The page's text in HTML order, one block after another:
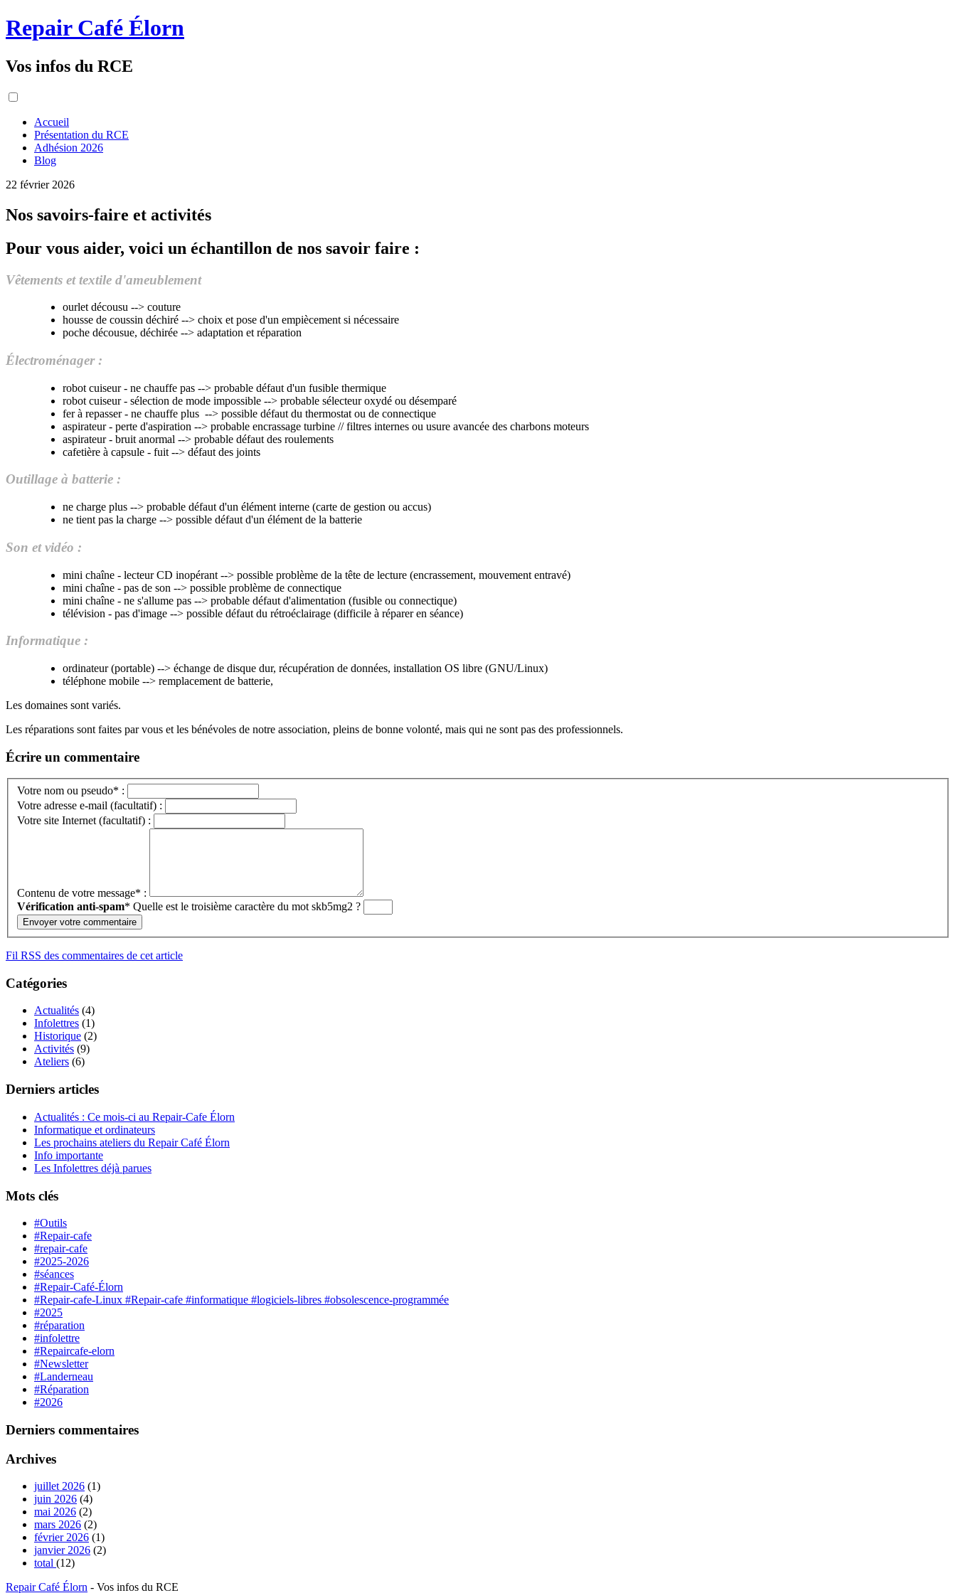
Repair Café Élorn
Vos infos du RCE
Accueil
Présentation du RCE
Adhésion 2026
Blog
22 février 2026
Nos savoirs-faire et activités
Pour vous aider, voici un échantillon de nos savoir faire :
Vêtements et textile d'ameublement
ourlet décousu --> couture
housse de coussin déchiré --> choix et pose d'un empiècement si nécessaire
poche décousue, déchirée --> adaptation et réparation
Électroménager :
robot cuiseur - ne chauffe pas --> probable défaut d'un fusible thermique
robot cuiseur - sélection de mode impossible --> probable sélecteur oxydé ou désemparé
fer à repasser - ne chauffe plus --> possible défaut du thermostat ou de connectique
aspirateur - perte d'aspiration --> probable encrassage turbine // filtres internes ou usure avancée des charbons moteurs
aspirateur - bruit anormal --> probable défaut des roulements
cafetière à capsule - fuit --> défaut des joints
Outillage à batterie :
ne charge plus --> probable défaut d'un élément interne (carte de gestion ou accus)
ne tient pas la charge --> possible défaut d'un élément de la batterie
Son et vidéo :
mini chaîne - lecteur CD inopérant --> possible problème de la tête de lecture (encrassement, mouvement entravé)
mini chaîne - pas de son --> possible problème de connectique
mini chaîne - ne s'allume pas --> probable défaut d'alimentation (fusible ou connectique)
télévision - pas d'image --> possible défaut du rétroéclairage (difficile à réparer en séance)
Informatique :
ordinateur (portable) --> échange de disque dur, récupération de données, installation OS libre (GNU/Linux)
téléphone mobile --> remplacement de batterie,
Les domaines sont variés.
Les réparations sont faites par vous et les bénévoles de notre association, pleins de bonne volonté, mais qui ne sont pas des professionnels.
Écrire un commentaire
Votre nom ou pseudo* :
Votre adresse e-mail (facultatif) :
Votre site Internet (facultatif) :
Contenu de votre message* :
Vérification anti-spam* Quelle est le troisième caractère du mot skb5mg2 ?
Fil RSS des commentaires de cet article
Catégories
Actualités (4)
Infolettres (1)
Historique (2)
Activités (9)
Ateliers (6)
Derniers articles
Actualités : Ce mois-ci au Repair-Cafe Élorn
Informatique et ordinateurs
Les prochains ateliers du Repair Café Élorn
Info importante
Les Infolettres déjà parues
Mots clés
#Outils
#Repair-cafe
#repair-cafe
#2025-2026
#séances
#Repair-Café-Élorn
#Repair-cafe-Linux #Repair-cafe #informatique #logiciels-libres #obsolescence-programmée
#2025
#réparation
#infolettre
#Repaircafe-elorn
#Newsletter
#Landerneau
#Réparation
#2026
Derniers commentaires
Archives
juillet 2026 (1)
juin 2026 (4)
mai 2026 (2)
mars 2026 (2)
février 2026 (1)
janvier 2026 (2)
total (12)
Repair Café Élorn - Vos infos du RCE